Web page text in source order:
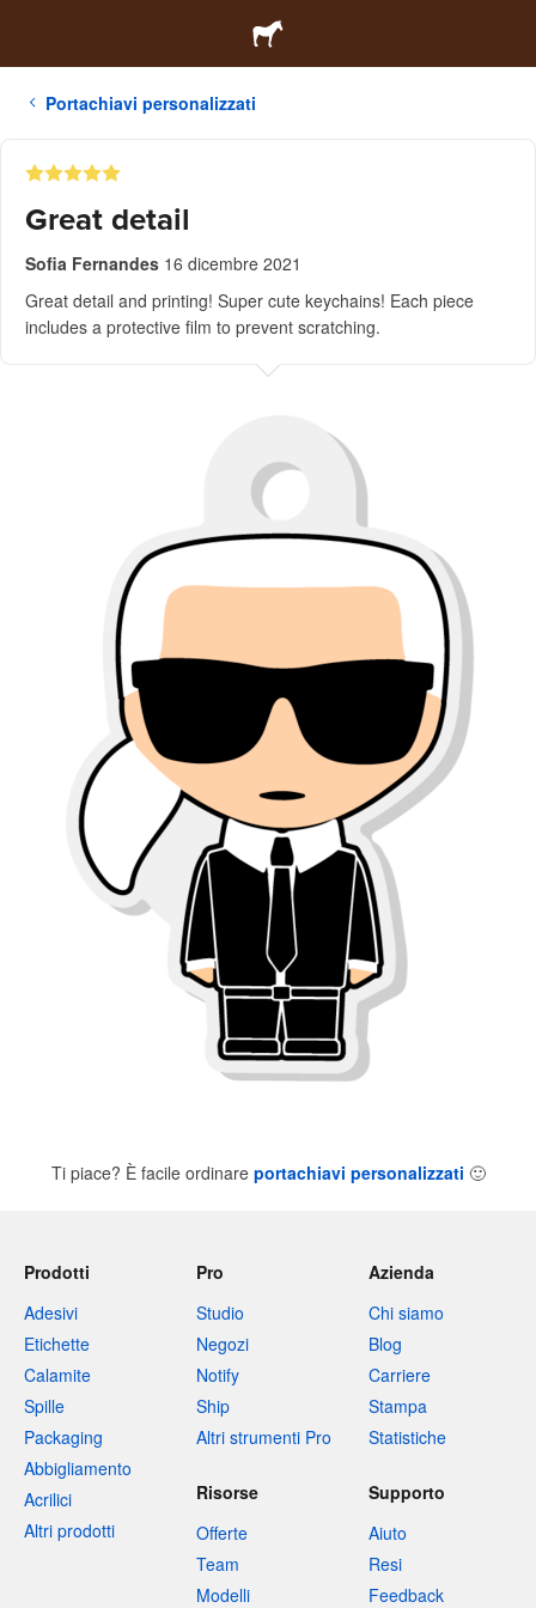
Portachiavi personalizzati
Great detail
Sofia Fernandes 16 dicembre 2021
Great detail and printing! Super cute keychains! Each piece
includes a protective film to prevent scratching.
Ti piace? È facile ordinare portachiavi personalizzati 🙂
Prodotti
Adesivi
Etichette
Calamite
Spille
Packaging
Abbigliamento
Acrilici
Altri prodotti
Pro
Studio
Negozi
Notify
Ship
Altri strumenti Pro
Azienda
Chi siamo
Blog
Carriere
Stampa
Statistiche
Risorse
Offerte
Team
Modelli
Supporto
Aiuto
Resi
Feedback